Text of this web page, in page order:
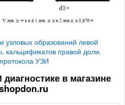
узловых образований левой
кальцификатов правой доли.
УЗИ
в магазине